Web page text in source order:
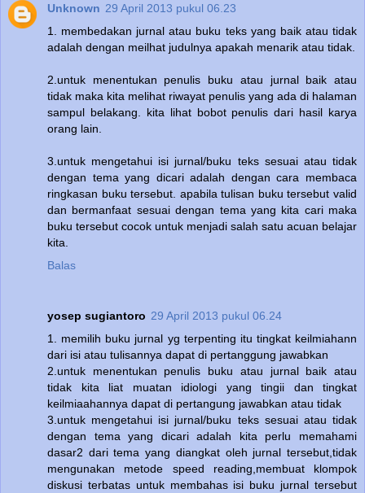
Unknown 29 April 2013 pukul 06.23
1. membedakan jurnal atau buku teks yang baik atau tidak
adalah dengan meilhat judulnya apakah menarik atau tidak.
2.untuk menentukan penulis buku atau jurnal baik atau
tidak maka kita melihat riwayat penulis yang ada di halaman
sampul belakang. kita lihat bobot penulis dari hasil karya
orang lain.
3.untuk mengetahui isi jurnal/buku teks sesuai atau tidak
dengan tema yang dicari adalah dengan cara membaca
ringkasan buku tersebut. apabila tulisan buku tersebut valid
dan bermanfaat sesuai dengan tema yang kita cari maka
buku tersebut cocok untuk menjadi salah satu acuan belajar
kita.
Balas
yosep sugiantoro 29 April 2013 pukul 06.24
1. memilih buku jurnal yg terpenting itu tingkat keilmiahann
dari isi atau tulisannya dapat di pertanggung jawabkan
2.untuk menentukan penulis buku atau jurnal baik atau
tidak kita liat muatan idiologi yang tingii dan tingkat
keilmiaahannya dapat di pertangung jawabkan atau tidak
3.untuk mengetahui isi jurnal/buku teks sesuai atau tidak
dengan tema yang dicari adalah kita perlu memahami
dasar2 dari tema yang diangkat oleh jurnal tersebut,tidak
mengunakan metode speed reading,membuat klompok
diskusi terbatas untuk membahas isi buku jurnal tersebut